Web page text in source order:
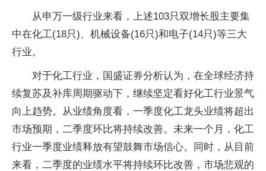
从申万一级行业来看，上述103只双增长股主要集
中在化工(18只)、机械设备(16只)和电子(14只)等三大
行业。
对于化工行业，国盛证券分析认为，在全球经济持
续复苏及补库周期驱动下，继续坚定看好化工行业景气
向上趋势。从业绩角度看，一季度化工龙头业绩将超出
市场预期，二季度环比将持续改善。未来一个月，化工
行业一季度业绩释放有望鼓舞市场信心。同时，从目前
来看，二季度的业绩水平将持续环比改善，市场悲观的